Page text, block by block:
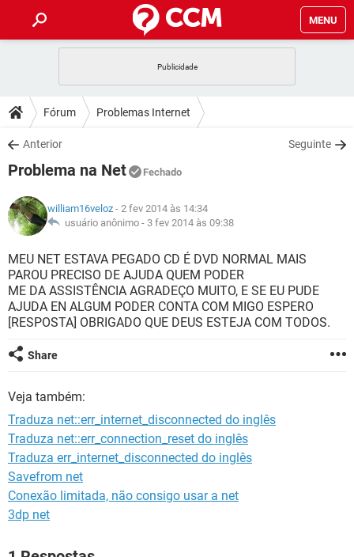
MENU
CELULAR FACEBOOK
OUTLOOK
INSTAGRAM
GUIA DE COMPRAS
DICAS
JOGOS WHATSAPP
INSTAGRAM GMAIL
GUIA DE COMPRAS
DOWNLOADS
JOGOS
CELULAR
OUTLOOK EXCEL
INSTAGRAM GMAIL
GUIA DE COMPRAS
JOGOS WHATSAPP
CELULAR
OUTLOOK EXCEL
INSTAGRAM GMAIL
GUIA DE COMPRAS
GLOSSÁRIO
JOGOS WHATSAPP
CELULAR FACEBOOK
OUTLOOK EXCEL
GUIA DE COMPRAS
Fórum Problemas Internet
Anterior Seguinte
Problema na Net Fechado
william16veloz - 2 fev 2014 às 14:34
usuário anônimo - 3 fev 2014 às 09:38
MEU NET ESTAVA PEGADO CD É DVD NORMAL MAIS
PAROU PRECISO DE AJUDA QUEM PODER
ME DA ASSISTÊNCIA AGRADEÇO MUITO, E SE EU PUDE
AJUDA EN ALGUM PODER CONTA COM MIGO ESPERO
[RESPOSTA] OBRIGADO QUE DEUS ESTEJA COM TODOS.
Share
Veja também:
Traduza net::err_internet_disconnected do inglês
Traduza net::err_connection_reset do inglês
Traduza err_internet_disconnected do inglês
Savefrom net
Conexão limitada, não consigo usar a net
3dp net